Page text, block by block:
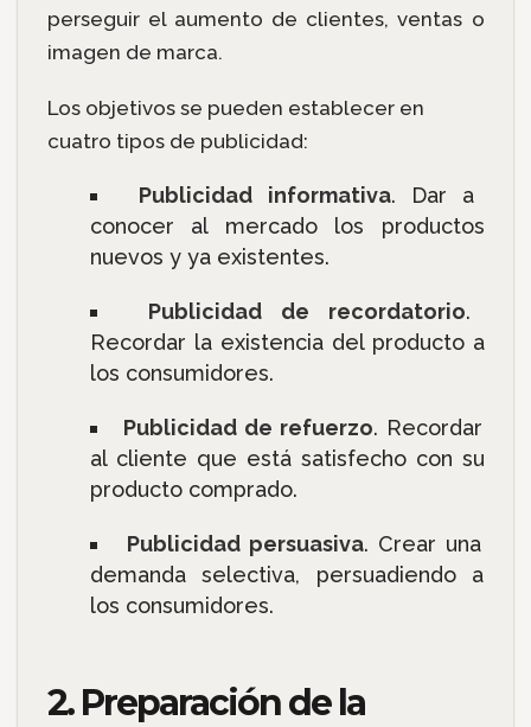
perseguir el aumento de clientes, ventas o
imagen de marca.
Los objetivos se pueden establecer en
cuatro tipos de publicidad:
Publicidad informativa. Dar a
conocer al mercado los productos
nuevos y ya existentes.
Publicidad de recordatorio.
Recordar la existencia del producto a
los consumidores.
Publicidad de refuerzo. Recordar
al cliente que está satisfecho con su
producto comprado.
Publicidad persuasiva. Crear una
demanda selectiva, persuadiendo a
los consumidores.
2. Preparación de la